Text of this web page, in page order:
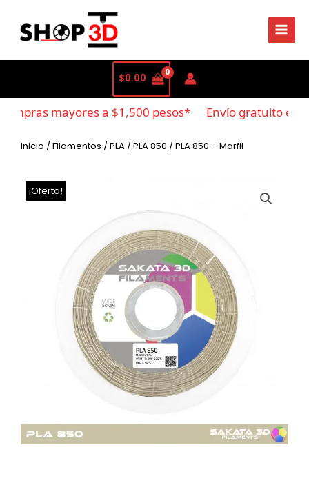
$0.00
mayores a $1,500 pesos* Envío gratuito en
Inicio /Filamentos /PLA /PLA 850 / PLA 850 – Marfil
¡Oferta!